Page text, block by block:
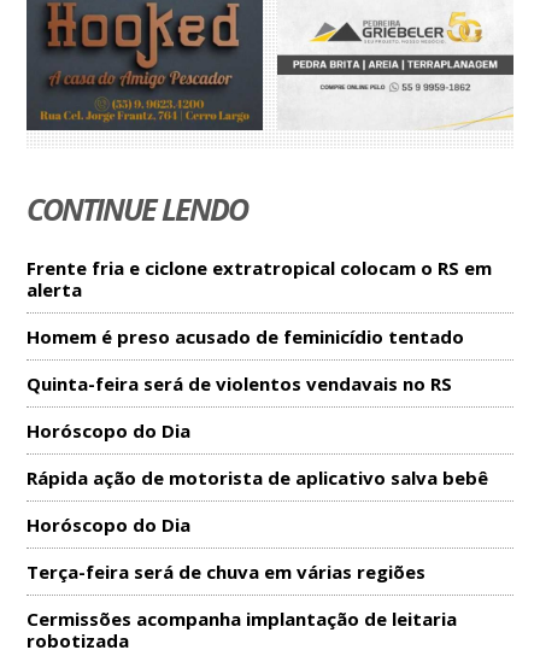
CONTINUE LENDO
Frente fria e ciclone extratropical colocam o RS em
alerta
Homem é preso acusado de feminicídio tentado
Quinta-feira será de violentos vendavais no RS
Horóscopo do Dia
Rápida ação de motorista de aplicativo salva bebê
Horóscopo do Dia
Terça-feira será de chuva em várias regiões
Cermissões acompanha implantação de leitaria
robotizada